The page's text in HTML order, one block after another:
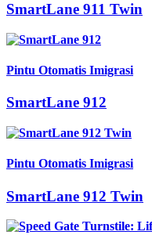
SmartLane 911 Twin
Pintu Otomatis Imigrasi
SmartLane 912
Pintu Otomatis Imigrasi
SmartLane 912 Twin